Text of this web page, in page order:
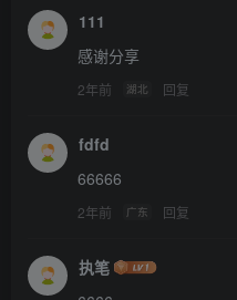
111
感谢分享
2年前 湖北 回复
fdfd
66666
2年前 广东 回复
执笔